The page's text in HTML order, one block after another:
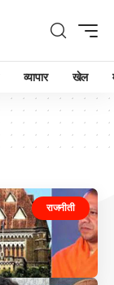
व्यापार खेल
राजनीती